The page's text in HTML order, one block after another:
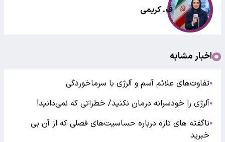
ف. کریمی
اخبار مشابه
●تفاوت‌های علائم آسم و آلرژی با سرماخوردگی
●آلرژی را خودسرانه درمان نکنید/ خطراتی که نمی‌دانید!
●ناگفته های تازه درباره حساسیت‌های فصلی که از آن بی
خبرید